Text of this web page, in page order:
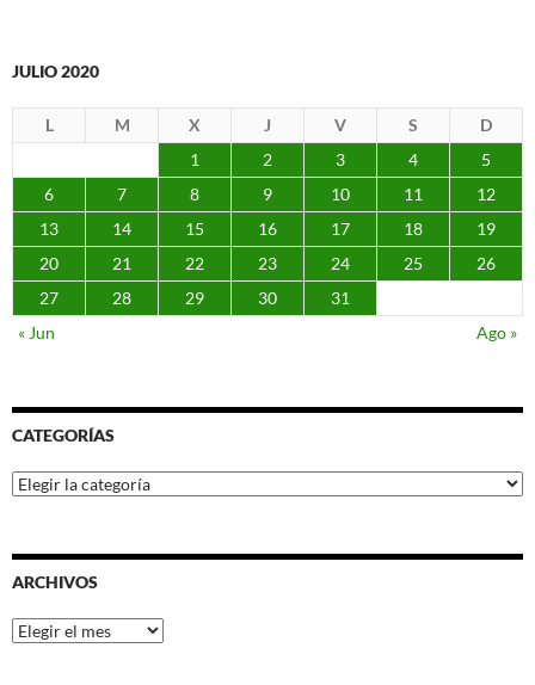
JULIO 2020
L M X J V S
D
1
2 3 4
5
6
7 8 9 10 11
12
13
14 15 16 17 18
19
20
21 22 23 24 25
26
27
28 29 30
31
« Jun
Ago »
CATEGORÍAS
Categorías
ARCHIVOS
Archivos